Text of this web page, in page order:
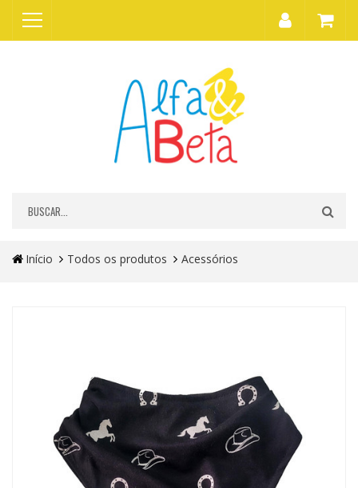
Início Todos os produtos Acessórios